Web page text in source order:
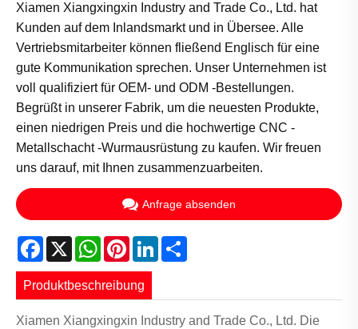
Xiamen Xiangxingxin Industry and Trade Co., Ltd. hat
Kunden auf dem Inlandsmarkt und in Übersee. Alle
Vertriebsmitarbeiter können fließend Englisch für eine
gute Kommunikation sprechen. Unser Unternehmen ist
voll qualifiziert für OEM- und ODM -Bestellungen.
Begrüßt in unserer Fabrik, um die neuesten Produkte,
einen niedrigen Preis und die hochwertige CNC -
Metallschacht -Wurmausrüstung zu kaufen. Wir freuen
uns darauf, mit Ihnen zusammenzuarbeiten.
Anfrage absenden
Facebook
X WhatsApp
PinterestLinkedIn
Produktbeschreibung
Xiamen Xiangxingxin Industry and Trade Co., Ltd. Die